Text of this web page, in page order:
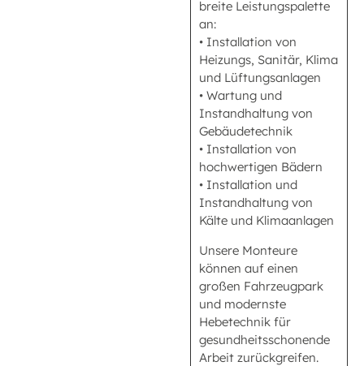
breite Leistungspalette
an:
• Installation von
Heizungs, Sanitär, Klima
und Lüftungsanlagen
• Wartung und
Instandhaltung von
Gebäudetechnik
• Installation von
hochwertigen Bädern
• Installation und
Instandhaltung von
Kälte und Klimaanlagen
Unsere Monteure
können auf einen
großen Fahrzeugpark
und modernste
Hebetechnik für
gesundheitsschonende
Arbeit zurückgreifen.